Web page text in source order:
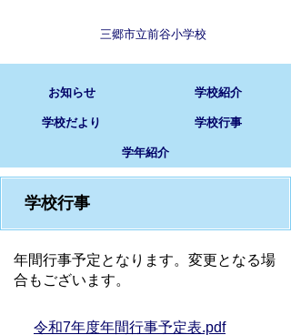
三郷市立前谷小学校
お知らせ 学校紹介
学校だより 学校行事
学年紹介
学校行事
年間行事予定となります。変更となる場
合もございます。
令和7年度年間行事予定表.pdf